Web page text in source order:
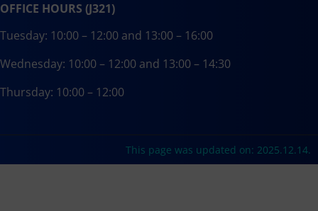
OFFICE HOURS (J321)
Tuesday: 10:00 – 12:00 and 13:00 – 16:00
Wednesday: 10:00 – 12:00 and 13:00 – 14:30
Thursday: 10:00 – 12:00
This page was updated on: 2025.12.14.